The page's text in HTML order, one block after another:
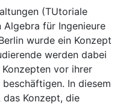
(TUtoriale
Algebra für Ingenieure
wurde ein Konzept
werden dabei
vor ihrer
In diesem
Konzept, die